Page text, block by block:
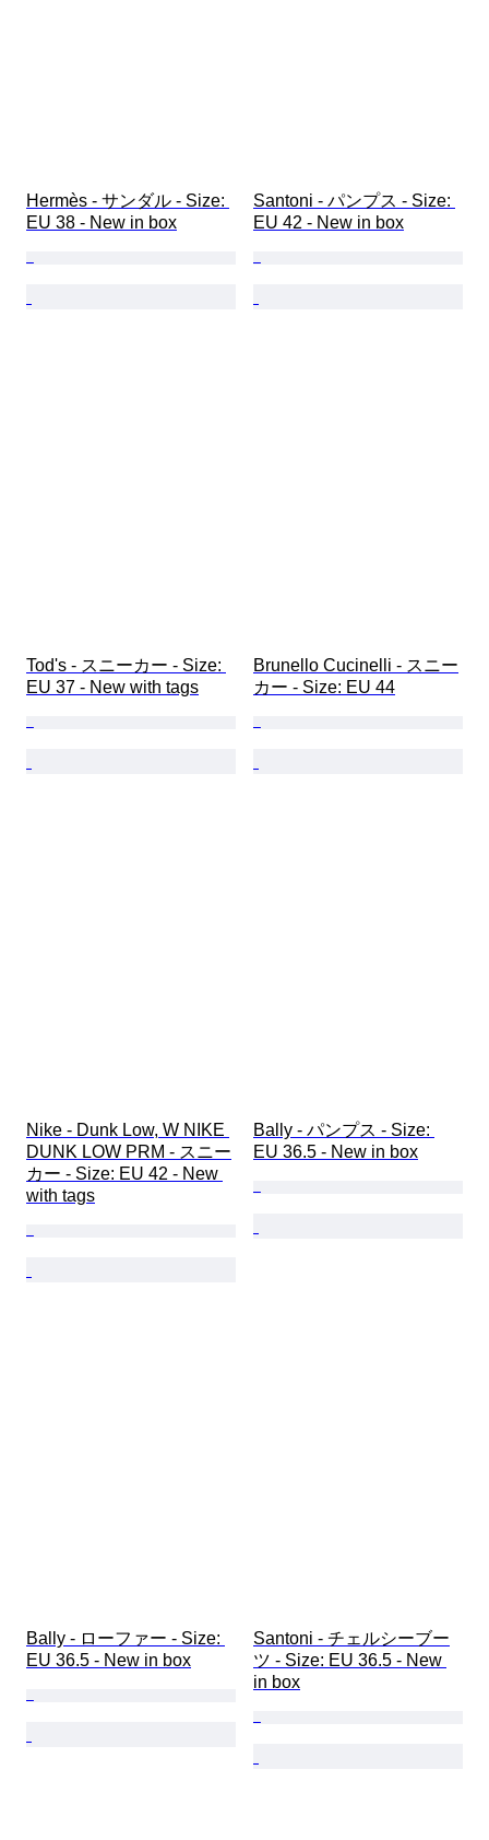
Hermès - サンダル - Size:
EU 38 - New in box
Santoni - パンプス - Size:
EU 42 - New in box
Tod's - スニーカー - Size:
EU 37 - New with tags
Brunello Cucinelli - スニー
カー - Size: EU 44
Nike - Dunk Low, W NIKE
DUNK LOW PRM - スニー
カー - Size: EU 42 - New
with tags
Bally - パンプス - Size:
EU 36.5 - New in box
Bally - ローファー - Size:
EU 36.5 - New in box
Santoni - チェルシーブー
ツ - Size: EU 36.5 - New
in box